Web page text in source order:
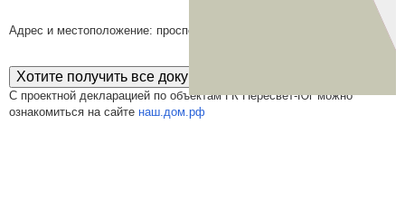
Адрес и местоположение: проспект Маршала Жукова, 98Б
Хотите получить все документы сразу?
С проектной декларацией по объектам ГК Пересвет-Юг можно
ознакомиться на сайте наш.дом.рф